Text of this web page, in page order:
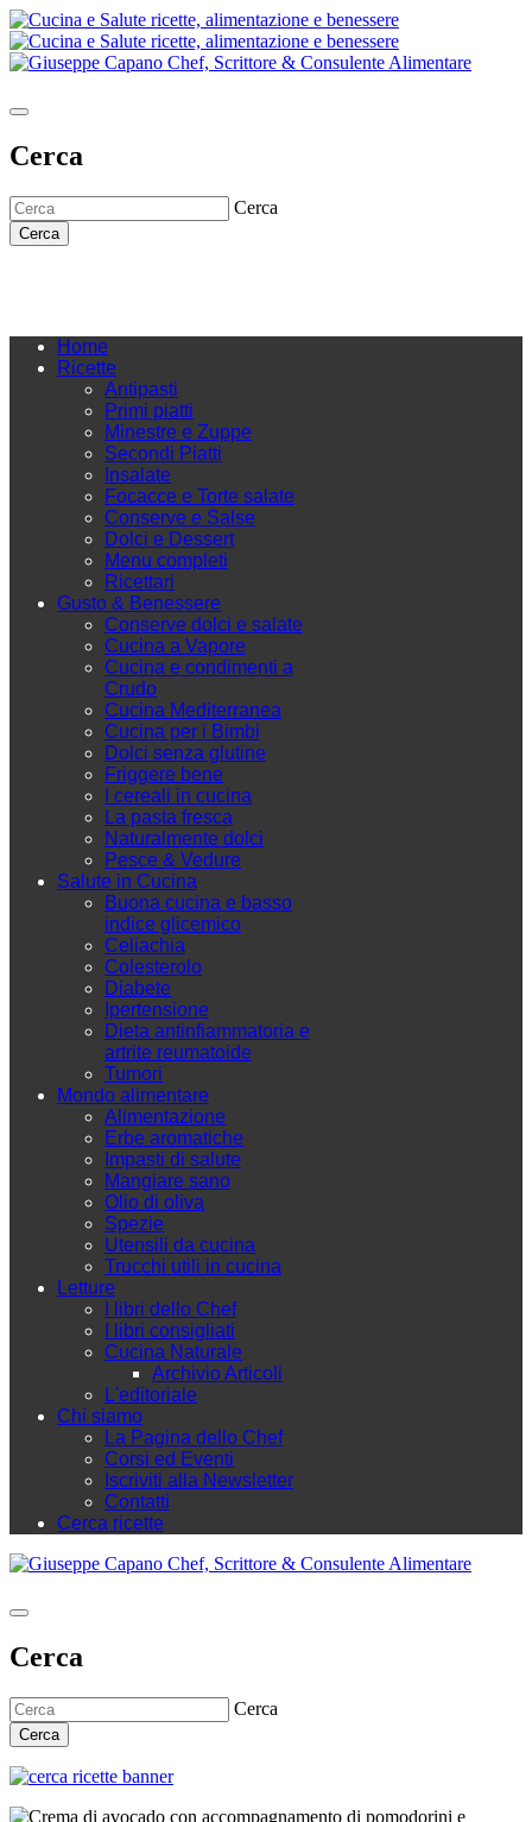
Cerca
Cerca
Cerca
Home
Ricette
Antipasti
Primi piatti
Minestre e Zuppe
Secondi Piatti
Insalate
Focacce e Torte salate
Conserve e Salse
Dolci e Dessert
Menu completi
Ricettari
Gusto & Benessere
Conserve dolci e salate
Cucina a Vapore
Cucina e condimenti a
Crudo
Cucina Mediterranea
Cucina per i Bimbi
Dolci senza glutine
Friggere bene
I cereali in cucina
La pasta fresca
Naturalmente dolci
Pesce & Vedure
Salute in Cucina
Buona cucina e basso
indice glicemico
Celiachia
Colesterolo
Diabete
Ipertensione
Dieta antinfiammatoria e
artrite reumatoide
Tumori
Mondo alimentare
Alimentazione
Erbe aromatiche
Impasti di salute
Mangiare sano
Olio di oliva
Spezie
Utensili da cucina
Trucchi utili in cucina
Letture
I libri dello Chef
I libri consigliati
Cucina Naturale
Archivio Articoli
L'editoriale
Chi siamo
La Pagina dello Chef
Corsi ed Eventi
Iscriviti alla Newsletter
Contatti
Cerca ricette
Cerca
Cerca
Cerca